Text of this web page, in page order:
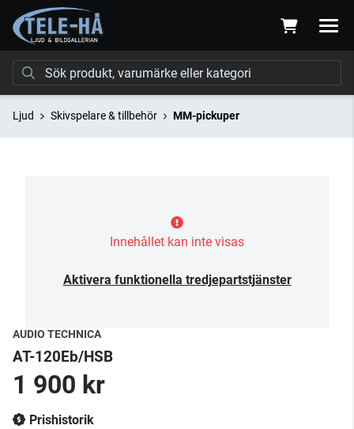
Ljud Skivspelare & tillbehör MM-pickuper
Innehållet kan inte visas
Aktivera funktionella tredjepartstjänster
AUDIO TECHNICA
AT-120Eb/HSB
1 900 kr
Prishistorik